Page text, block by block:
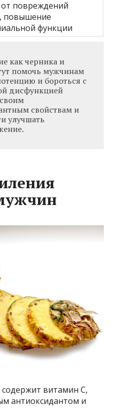
повреждений
повышение
функции
как черника и
помочь мужчинам
и бороться с
дисфункцией
свойствам и
улучшать
витамин С,
антиоксидантом и